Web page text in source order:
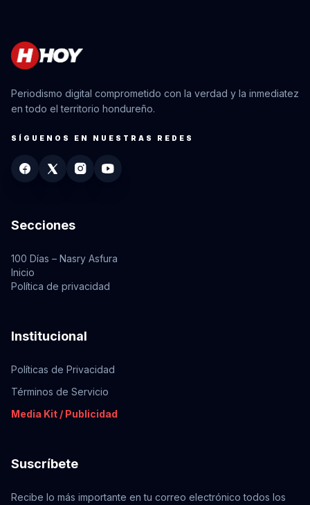
Periodismo digital comprometido con la verdad y la inmediatez
en todo el territorio hondureño.
SÍGUENOS EN NUESTRAS REDES
Secciones
100 Días – Nasry Asfura
Inicio
Política de privacidad
Institucional
Políticas de Privacidad
Términos de Servicio
Media Kit / Publicidad
Suscríbete
Recibe lo más importante en tu correo electrónico todos los